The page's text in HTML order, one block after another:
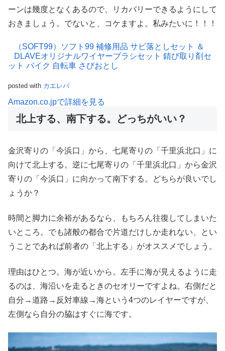
ーンは幾度となくあるので、リカバリーできるようにして
おきましょう。でないと、コケますよ。私みたいに！！！
（SOFT99）ソフト99 補修用品 サビ落としセット ＆
DLAVEオリジナルワイヤーブラシセット 錆び取り剤セ
ット バイク 自転車 さびおとし
posted with カエレバ
Amazon.co.jpで詳細を見る
北上する、南下する。どっちがいい？
金沢寄りの「今浜口」から、七尾寄りの「千里浜北口」に
向けて北上する。逆に七尾寄りの「千里浜北口」から金沢
寄りの「今浜口」に向かって南下する。どちらが良いでし
ょうか？
時間と脚力に余裕があるなら、もちろん往復してしまいた
いところ。でも諸般の都合で片道だけしか走れない、とい
うことであれば前者の「北上する」がオススメでしょう。
理由はひとつ。海が近いから。左手に海が見えるように走
るのは、海沿いを走るときのセオリーですよね。右側だと
自分→道路→反対車線→海という4つのレイヤーですが、
左側なら自分の脇はすぐに海です。